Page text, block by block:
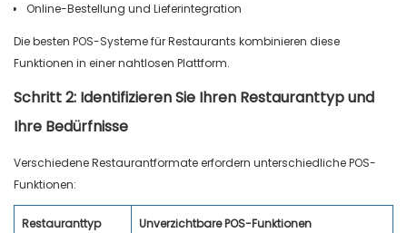
Online-Bestellung und Lieferintegration
Die besten POS-Systeme für Restaurants kombinieren diese
Funktionen in einer nahtlosen Plattform.
Schritt 2: Identifizieren Sie Ihren Restauranttyp und
Ihre Bedürfnisse
Verschiedene Restaurantformate erfordern unterschiedliche POS-
Funktionen:
Restauranttyp Unverzichtbare POS-Funktionen